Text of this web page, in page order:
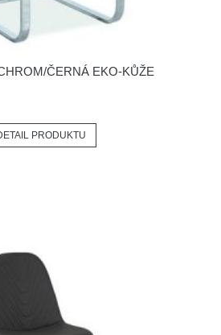
ČERNÁ EKO-KŮŽE
PRODUKTU